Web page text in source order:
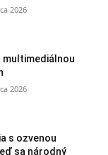
2026
multimediálnou
2026
s ozvenou
sa národný